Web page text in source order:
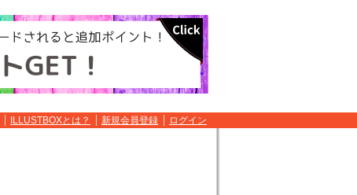
ILLUSTBOXとは？ 新規会員登録 ログイン